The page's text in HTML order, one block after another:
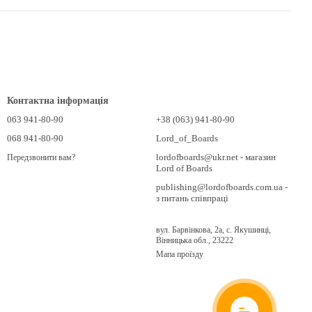
Контактна інформація
063 941-80-90
068 941-80-90
Передзвонити вам?
+38 (063) 941-80-90
Lord_of_Boards
lordofboards@ukr.net - магазин
Lord of Boards
publishing@lordofboards.com.ua -
з питань співпраці
вул. Барвінкова, 2а, с. Якушинці,
Вінницька обл., 23222
Мапа проїзду